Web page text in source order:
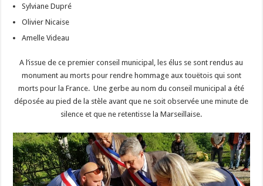
Sylviane Dupré
Olivier Nicaise
Amelle Videau
A l’issue de ce premier conseil municipal, les élus se sont rendus au
monument au morts pour rendre hommage aux touëtois qui sont
morts pour la France. Une gerbe au nom du conseil municipal a été
déposée au pied de la stèle avant que ne soit observée une minute de
silence et que ne retentisse la Marseillaise.